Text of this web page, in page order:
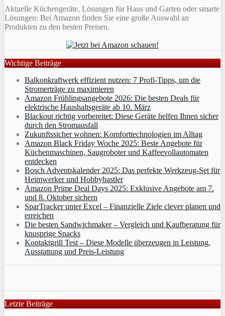
Aktuelle Küchengeräte, Lösungen für Haus und Garten oder smarte
Lösungen: Bei Amazon finden Sie eine große Auswahl an
Produkten zu den besten Preisen.
Wichtige Beiträge
Balkonkraftwerk effizient nutzen: 7 Profi-Tipps, um die
Stromerträge zu maximieren
Amazon Frühlingsangebote 2026: Die besten Deals für
elektrische Haushaltsgeräte ab 10. März
Blackout richtig vorbereitet: Diese Geräte helfen Ihnen sicher
durch den Stromausfall
Zukunftssicher wohnen: Komforttechnologien im Alltag
Amazon Black Friday Woche 2025: Beste Angebote für
Küchenmaschinen, Saugroboter und Kaffeevollautomaten
entdecken
Bosch Adventskalender 2025: Das perfekte Werkzeug-Set für
Heimwerker und Hobbybastler
Amazon Prime Deal Days 2025: Exklusive Angebote am 7.
und 8. Oktober sichern
SparTracker unter Excel – Finanzielle Ziele clever planen und
erreichen
Die besten Sandwichmaker – Vergleich und Kaufberatung für
knusprige Snacks
Kontaktgrill Test – Diese Modelle überzeugen in Leistung,
Ausstattung und Preis-Leistung
Letzte Beiträge